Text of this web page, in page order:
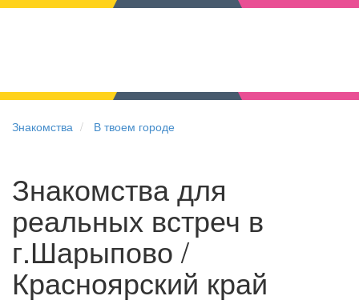
Знакомства В твоем городе
Знакомства для
реальных встреч в
г.Шарыпово /
Красноярский край